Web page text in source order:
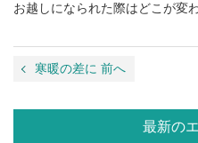
お越しになられた際はどこが変
寒暖の差に 前へ
最新の